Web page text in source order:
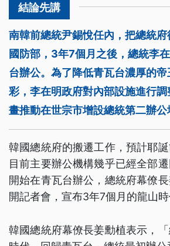
南韓前總統尹錫悅任內，把總統
國防部，3年7個月之後，總統李
台辦公。為了降低青瓦台濃厚的
彩，李在明政府對內部設施進行
畫推動在世宗市增設總統第二辦公
韓國總統府的搬遷工作，預計耶誕
目前主要辦公機構幾乎已經全部
開始在青瓦台辦公，總統府幕僚
開記者會，宣布3年7個月的龍山時
韓國總統府幕僚長姜勳植表示，